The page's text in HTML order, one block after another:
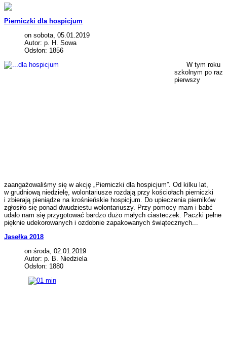
Pierniczki dla hospicjum
on sobota, 05.01.2019
Autor: p. H. Sowa
Odsłon: 1856
W tym roku
szkolnym po raz
pierwszy
zaangażowaliśmy się w akcję „Pierniczki dla hospicjum”. Od kilku lat,
w grudniową niedzielę, wolontariusze rozdają przy kościołach pierniczki
i zbierają pieniądze na krośnieńskie hospicjum. Do upieczenia pierników
zgłosiło się ponad dwudziestu wolontariuszy. Przy pomocy mam i babć
udało nam się przygotować bardzo dużo małych ciasteczek. Paczki pełne
pięknie udekorowanych i ozdobnie zapakowanych świątecznych...
Jasełka 2018
on środa, 02.01.2019
Autor: p. B. Niedziela
Odsłon: 1880